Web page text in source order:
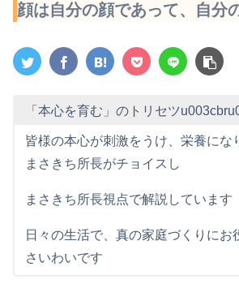
顔は自分の顔であって、自分
「本心を育む」のトリセツ
皆様の本心が刺激をうけ、栄養にな
まさきち所長がチョイスし
まさきち所長視点で解説しています
日々の生活で、真の家庭づくりにお
さいわいです